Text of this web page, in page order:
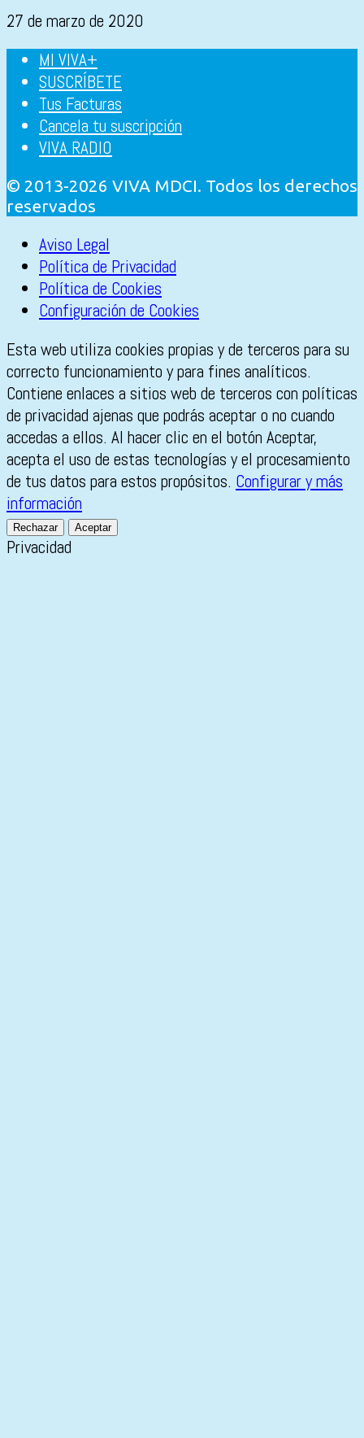
27 de marzo de 2020
MI VIVA+
SUSCRÍBETE
Tus Facturas
Cancela tu suscripción
VIVA RADIO
© 2013-2026 VIVA MDCI. Todos los derechos
reservados
Aviso Legal
Política de Privacidad
Política de Cookies
Configuración de Cookies
Esta web utiliza cookies propias y de terceros para su
correcto funcionamiento y para fines analíticos.
Contiene enlaces a sitios web de terceros con políticas
de privacidad ajenas que podrás aceptar o no cuando
accedas a ellos. Al hacer clic en el botón Aceptar,
acepta el uso de estas tecnologías y el procesamiento
de tus datos para estos propósitos. Configurar y más
información
Rechazar Aceptar
Privacidad